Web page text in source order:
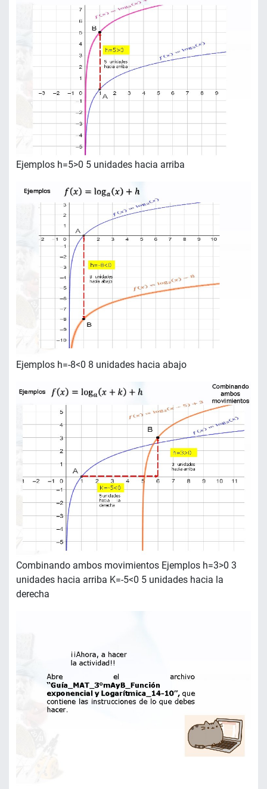
Ejemplos h=5>0 5 unidades hacia arriba
Ejemplos h=-8<0 8 unidades hacia abajo
Combinando ambos movimientos Ejemplos h=3>0 3
unidades hacia arriba K=-5<0 5 unidades hacia la
derecha